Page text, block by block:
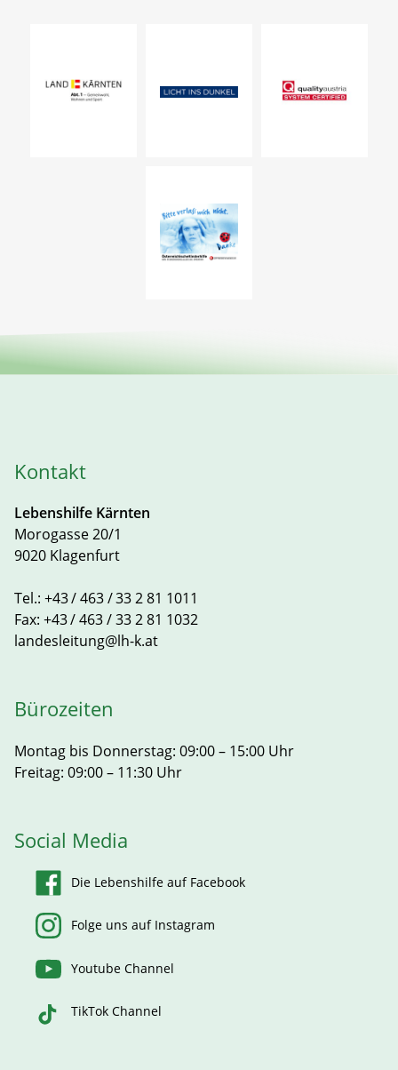
Kontakt
Lebenshilfe Kärnten
Morogasse 20/1
9020 Klagenfurt
Tel.: +43 / 463 / 33 2 81 1011
Fax: +43 / 463 / 33 2 81 1032
landesleitung@lh-k.at
Bürozeiten
Montag bis Donnerstag: 09:00 – 15:00 Uhr
Freitag: 09:00 – 11:30 Uhr
Social Media
Die Lebenshilfe auf Facebook
Folge uns auf Instagram
Youtube Channel
TikTok Channel